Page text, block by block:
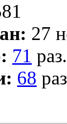
27
71 раз.
68